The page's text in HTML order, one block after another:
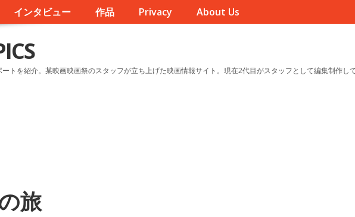
インタビュー 作品 Privacy About Us
トを紹介。某映画映画祭のスタッフが立ち上げた映画情報サイト。現在2代目がスタッフとして編集制作して
旅